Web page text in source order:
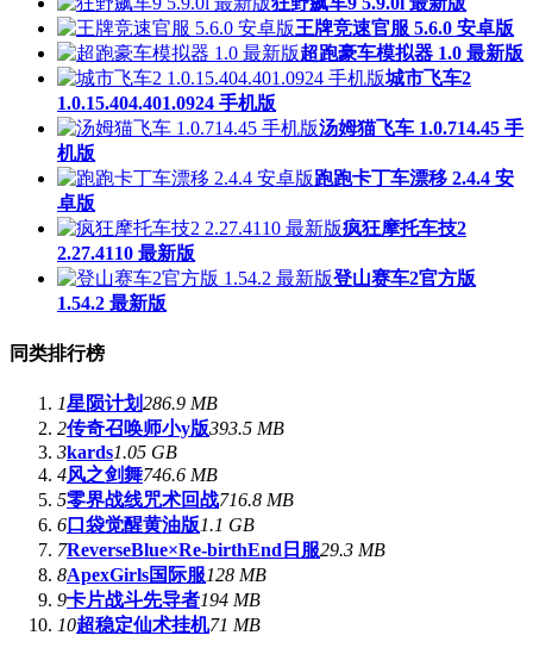
王牌竞速官服 5.6.0 安卓版
超跑豪车模拟器 1.0 最新版
城市飞车2
1.0.15.404.401.0924 手机版
汤姆猫飞车 1.0.714.45 手
机版
跑跑卡丁车漂移 2.4.4 安
卓版
疯狂摩托车技2
2.27.4110 最新版
登山赛车2官方版
1.54.2 最新版
同类排行榜
1星陨计划286.9 MB
2传奇召唤师小y版393.5 MB
3kards1.05 GB
4风之剑舞746.6 MB
5零界战线咒术回战716.8 MB
6口袋觉醒黄油版1.1 GB
7ReverseBlue×Re-birthEnd日服29.3 MB
8ApexGirls国际服128 MB
9卡片战斗先导者194 MB
10超稳定仙术挂机71 MB